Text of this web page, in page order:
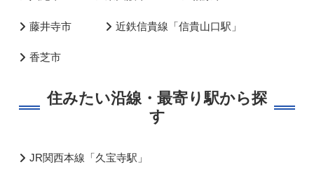
藤井寺市 近鉄信貴線「信貴山口駅」
香芝市
住みたい沿線・最寄り駅から探
す
JR関西本線「久宝寺駅」